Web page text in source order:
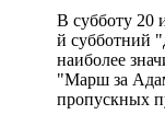
В субботу 20
й субботний
наиболее
"Марш за
пропускных